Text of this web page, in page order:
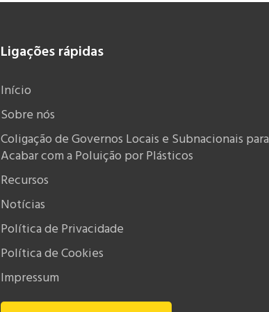
Ligações rápidas
Início
Sobre nós
Coligação de Governos Locais e Subnacionais para
Acabar com a Poluição por Plásticos
Recursos
Notícias
Política de Privacidade
Política de Cookies
Impressum